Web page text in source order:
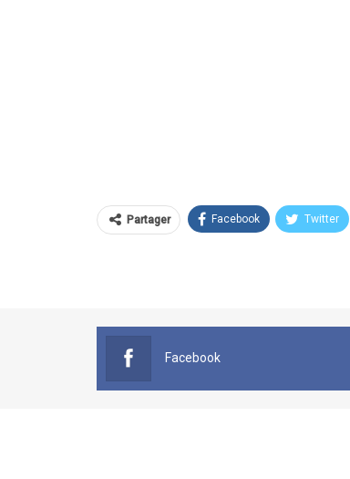
Partager Facebook Twitter
Facebook